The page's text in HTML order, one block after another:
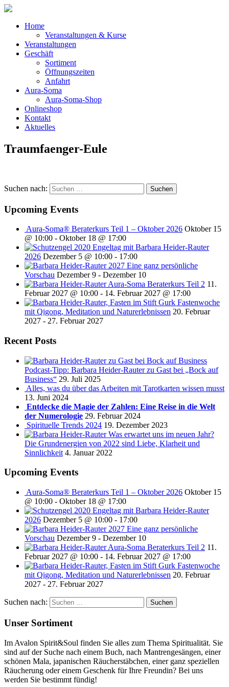
Home
Veranstaltungen & Kurse
Veranstaltungen
Geschäft
Sortiment
Öffnungszeiten
Anfahrt
Aura-Soma
Aura-Soma-Shop
Onlineshop
Kontakt
Aktuelles
Traumfaenger-Eule
Suchen nach:
Upcoming Events
Aura-Soma® Beraterkurs Teil 1 – Oktober 2026 Oktober 15
@ 10:00 - Oktober 18 @ 17:00
Engeltag mit Barbara Heider-Rauter
2026 Dezember 5 @ 10:00 - 17:00
2027 Eine ganz persönliche
Vorschau Dezember 9 - Dezember 10
Aura-Soma Beraterkurs Teil 2 11.
Februar 2027 @ 10:00 - 14. Februar 2027 @ 17:00
Fastenwoche
mit Qigong, Meditation und Naturerlebnissen 20. Februar
2027 - 27. Februar 2027
Recent Posts
Podcast-Tipp: Barbara Heider-Rauter zu Gast bei „Bock auf
Business“ 29. Juli 2025
Alles, was du über das Arbeiten mit Tarotkarten wissen musst
13. Juni 2024
Entdecke die Magie der Zahlen: Eine Reise in die Welt
der Numerologie 29. Februar 2024
Spirituelle Trends 2024 19. Dezember 2023
Was erwartet uns im neuen Jahr?
Die Grundenergien von 2022 sind Liebe, Klarheit und
Sinnlichkeit 4. Januar 2022
Upcoming Events
Aura-Soma® Beraterkurs Teil 1 – Oktober 2026 Oktober 15
@ 10:00 - Oktober 18 @ 17:00
Engeltag mit Barbara Heider-Rauter
2026 Dezember 5 @ 10:00 - 17:00
2027 Eine ganz persönliche
Vorschau Dezember 9 - Dezember 10
Aura-Soma Beraterkurs Teil 2 11.
Februar 2027 @ 10:00 - 14. Februar 2027 @ 17:00
Fastenwoche
mit Qigong, Meditation und Naturerlebnissen 20. Februar
2027 - 27. Februar 2027
Suchen nach:
Unser Sortiment
Im Avalon Spirit&Soul finden Sie alles zum Thema Spiritualität. Sie
sind auf der Suche nach einem Buch, nach Mantrengesängen, einer
schönen Mala, japanischen Räucherstäbchen, einer ganz speziellen
Räucherung oder einem Geschenk für Ihre Freundin? Bei uns
werden Sie bestimmt fündig!